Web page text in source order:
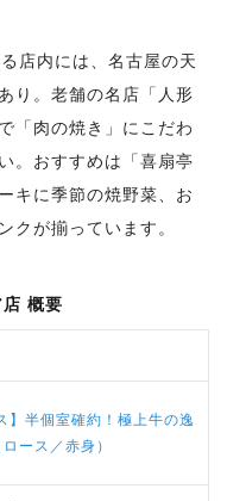
店内には、名古屋の天
り。老舗の名店「人形
「肉の焼き」にこだわ
。おすすめは「喜扇亭
キに季節の焼野菜、お
クが揃っています。
概要
】半個室確約！極上牛の逸
ース／赤身）